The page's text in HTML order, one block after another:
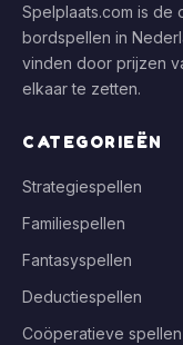
Spelplaats.com is
bordspellen in
vinden door prijzen
elkaar te zetten.
CATEGORIEËN
Strategiespellen
Familiespellen
Fantasyspellen
Deductiespellen
Coöperatieve spellen